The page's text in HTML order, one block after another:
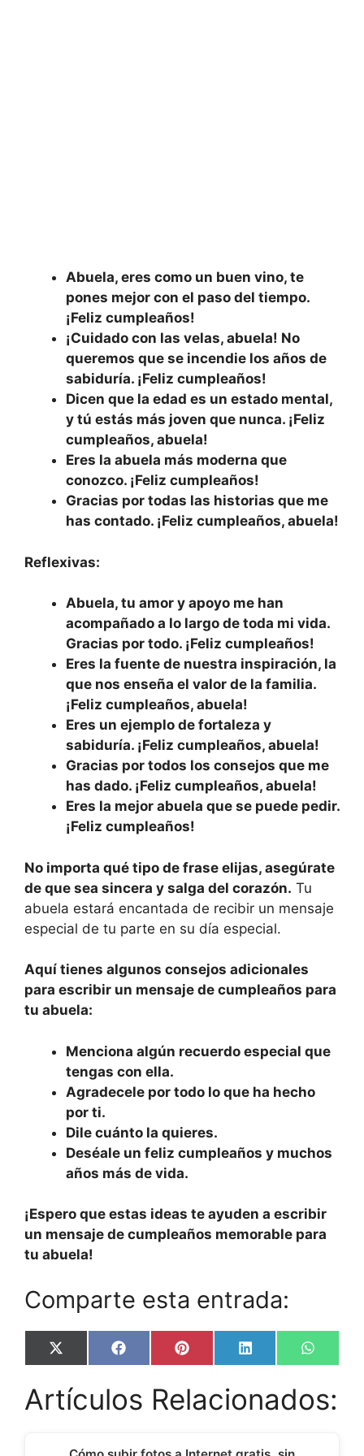
Abuela, eres como un buen vino, te
pones mejor con el paso del tiempo.
¡Feliz cumpleaños!
¡Cuidado con las velas, abuela! No
queremos que se incendie los años de
sabiduría. ¡Feliz cumpleaños!
Dicen que la edad es un estado mental,
y tú estás más joven que nunca. ¡Feliz
cumpleaños, abuela!
Eres la abuela más moderna que
conozco. ¡Feliz cumpleaños!
Gracias por todas las historias que me
has contado. ¡Feliz cumpleaños, abuela!
Reflexivas:
Abuela, tu amor y apoyo me han
acompañado a lo largo de toda mi vida.
Gracias por todo. ¡Feliz cumpleaños!
Eres la fuente de nuestra inspiración, la
que nos enseña el valor de la familia.
¡Feliz cumpleaños, abuela!
Eres un ejemplo de fortaleza y
sabiduría. ¡Feliz cumpleaños, abuela!
Gracias por todos los consejos que me
has dado. ¡Feliz cumpleaños, abuela!
Eres la mejor abuela que se puede pedir.
¡Feliz cumpleaños!
No importa qué tipo de frase elijas, asegúrate
de que sea sincera y salga del corazón. Tu
abuela estará encantada de recibir un mensaje
especial de tu parte en su día especial.
Aquí tienes algunos consejos adicionales
para escribir un mensaje de cumpleaños para
tu abuela:
Menciona algún recuerdo especial que
tengas con ella.
Agradecele por todo lo que ha hecho
por ti.
Dile cuánto la quieres.
Deséale un feliz cumpleaños y muchos
años más de vida.
¡Espero que estas ideas te ayuden a escribir
un mensaje de cumpleaños memorable para
tu abuela!
Comparte esta entrada:
Share
on
X
(
w
i
e
Share
on
F
a
e
b
k
Share
on
P
i
e
s
Share
on
L
i
k
e
n
Share
on
W
h
t
s
Artículos Relacionados: